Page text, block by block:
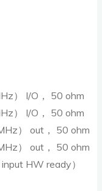
） I/O， 50 ohm
） I/O， 50 ohm
） out， 50 ohm
） out， 50 ohm
HW ready）